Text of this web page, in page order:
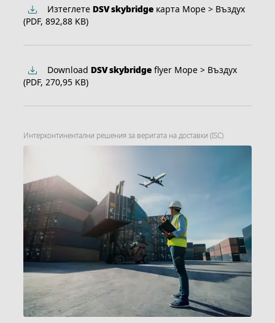
Изтеглете DSVskybridge карта Море > Въздух
(PDF, 892,88 KB)
Download DSVskybridge flyer Море > Въздух
(PDF, 270,95 KB)
Интерконтинентални решения за веригата на доставки (ISC)